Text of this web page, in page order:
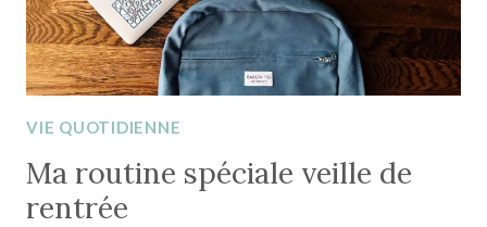
VIE QUOTIDIENNE
Ma routine spéciale veille de
rentrée